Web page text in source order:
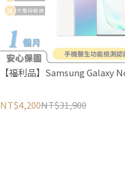
【福利品】Samsung Galaxy
NT$4,200NT$31,900